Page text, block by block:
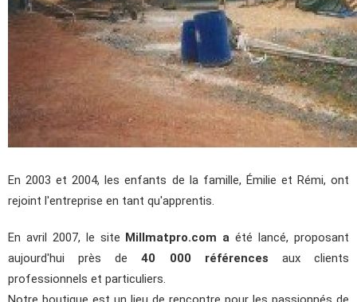
En 2003 et 2004, les enfants de la famille, Émilie et Rémi, ont
rejoint l'entreprise en tant qu'apprentis.
En avril 2007, le site Millmatpro.com a été lancé, proposant
aujourd'hui près de40 000 références aux clients
professionnels et particuliers.